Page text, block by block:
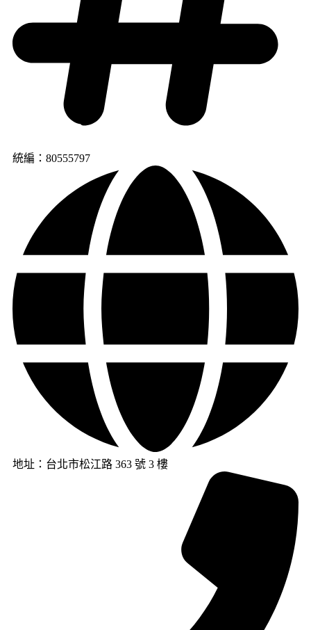
統編：80555797
地址：台北市松江路 363 號 3 樓